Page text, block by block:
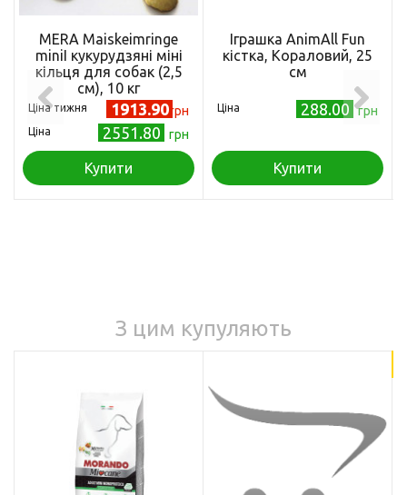
MERA Maiskeimringe
miniI кукурудзяні міні
кільця для собак (2,5
см), 10 кг
Ціна тижня 1913.90 грн
Ціна 2551.80 грн
Купити
Іграшка AnimAll Fun
кістка, Кораловий, 25
см
Ціна 288.00 грн
Купити
З цим купуляють